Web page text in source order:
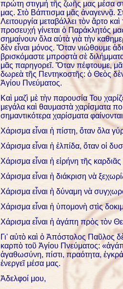
πρώτη στιγμή τῆς ζωῆς μας μέσα
μας. Στὸ Βάπτισμα μᾶς ἀναγεννᾷ.
Λειτουργία μεταβάλλει τὸν ἄρτο
προσευχή γίνεται ὁ Παράκλητός
σημαίνουν ὅλα αὐτὰ γιὰ τὴν
δὲν εἶναι μόνος. Ὅταν νιώθουμε
βρισκόμαστε μπροστὰ σὲ
μᾶς παρηγορεῖ. Ὅταν πέφτουμε,
δωρεὰ τῆς Πεντηκοστῆς: ὁ Θεὸς
Ἁγίου Πνεύματος.
Καὶ μαζὶ μὲ τὴν παρουσία Του
μεγάλα καὶ θαυμαστὰ χαρίσματα
σημαντικότερα χαρίσματα
Χάρισμα εἶναι ἡ πίστη, ὅταν ὅλα
Χάρισμα εἶναι ἡ ἐλπίδα, ὅταν οἱ
Χάρισμα εἶναι ἡ εἰρήνη τῆς
Χάρισμα εἶναι ἡ διάκριση νὰ
Χάρισμα εἶναι ἡ δύναμη νὰ
Χάρισμα εἶναι ἡ ὑπομονὴ στὶς
Χάρισμα εἶναι ἡ ἀγάπη πρὸς τὸν
Γι' αὐτὸ καὶ ὁ Ἀπόστολος Παῦλος
καρπὸ τοῦ Ἁγίου Πνεύματος:
ἀγαθωσύνη, πίστι, πραότητα,
ἐνεργεῖ μέσα μας.
Ἀδελφοί μου,